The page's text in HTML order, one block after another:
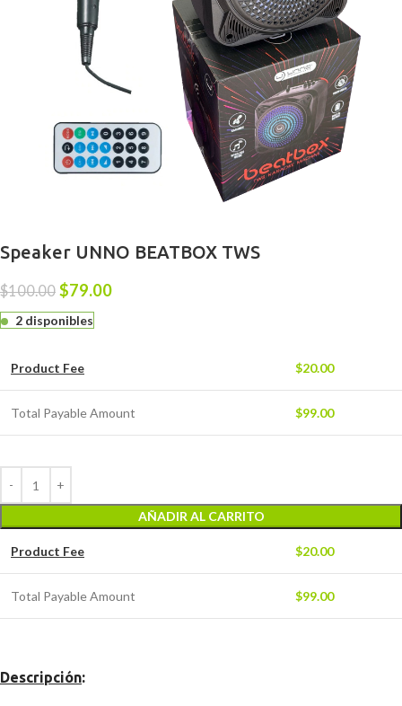
Speaker UNNO BEATBOX TWS
$100.00 $79.00
2 disponibles
Product Fee $20.00
Total Payable Amount $99.00
AÑADIR AL CARRITO
Product Fee $20.00
Total Payable Amount $99.00
Descripción: